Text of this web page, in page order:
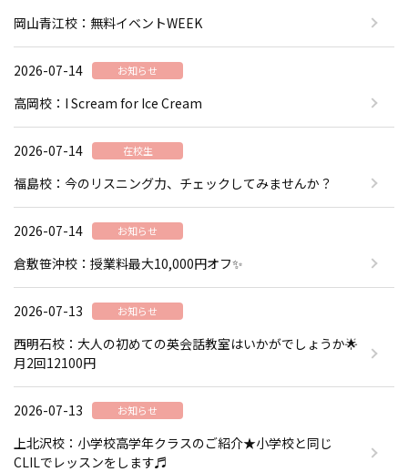
岡山青江校：無料イベントWEEK
2026-07-14 お知らせ
高岡校：I Scream for Ice Cream
2026-07-14 在校生
福島校：今のリスニング力、チェックしてみませんか？
2026-07-14 お知らせ
倉敷笹沖校：授業料最大10,000円オフ✨
2026-07-13 お知らせ
西明石校：大人の初めての英会話教室はいかがでしょうか🌟
月2回12100円
2026-07-13 お知らせ
上北沢校：小学校高学年クラスのご紹介★小学校と同じ
CLILでレッスンをします♬